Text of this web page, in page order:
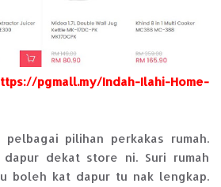
pgmall.my/Indah-Ilahi-Home-
pilihan perkakas rumah.
dekat store ni. Suri rumah
boleh kat dapur tu nak lengkap.